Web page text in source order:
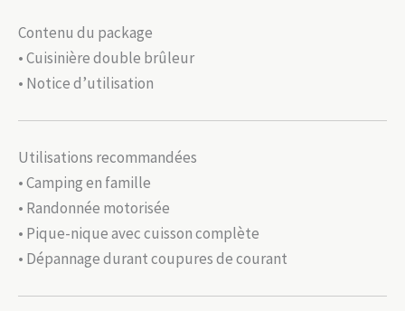
Contenu du package
• Cuisinière double brûleur
• Notice d’utilisation
Utilisations recommandées
• Camping en famille
• Randonnée motorisée
• Pique-nique avec cuisson complète
• Dépannage durant coupures de courant